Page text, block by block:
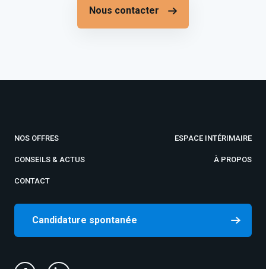
Nous contacter
NOS OFFRES ESPACE INTÉRIMAIRE
CONSEILS & ACTUS À PROPOS
CONTACT
Candidature spontanée